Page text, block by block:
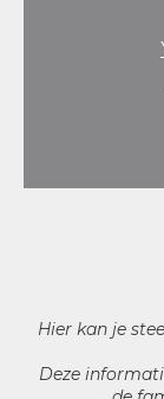
Hier kan je
Deze